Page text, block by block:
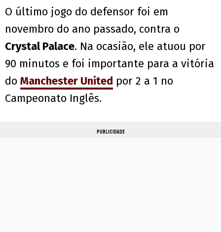
O último jogo do defensor foi em
novembro do ano passado, contra o
Crystal Palace. Na ocasião, ele atuou por
90 minutos e foi importante para a vitória
do Manchester United por 2 a 1 no
Campeonato Inglês.
PUBLICIDADE